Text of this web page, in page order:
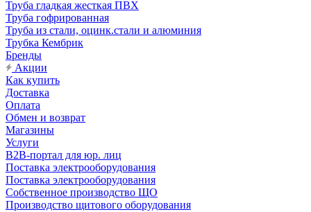
Труба гладкая жесткая ПВХ
Труба гофрированная
Труба из стали, оцинк.стали и алюминия
Трубка Кембрик
Бренды
Акции
Как купить
Доставка
Оплата
Обмен и возврат
Магазины
Услуги
B2B-портал для юр. лиц
Поставка электрооборудования
Поставка электрооборудования
Собственное производство ЩО
Производство щитового оборудования